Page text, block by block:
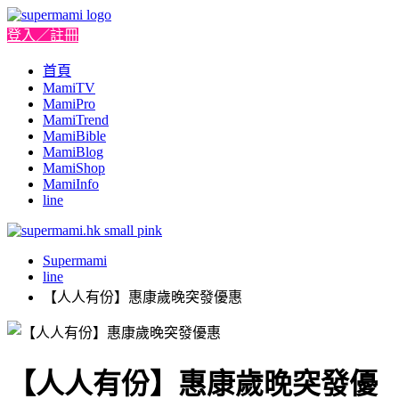
登入／註冊
首頁
MamiTV
MamiPro
MamiTrend
MamiBible
MamiBlog
MamiShop
MamiInfo
line
Supermami
line
【人人有份】惠康歲晚突發優惠
【人人有份】惠康歲晚突發優